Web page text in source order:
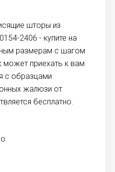
шторы из
2406 - купите на
размерам с шагом
приехать к вам
с образцами
жалюзи от
бесплатно.